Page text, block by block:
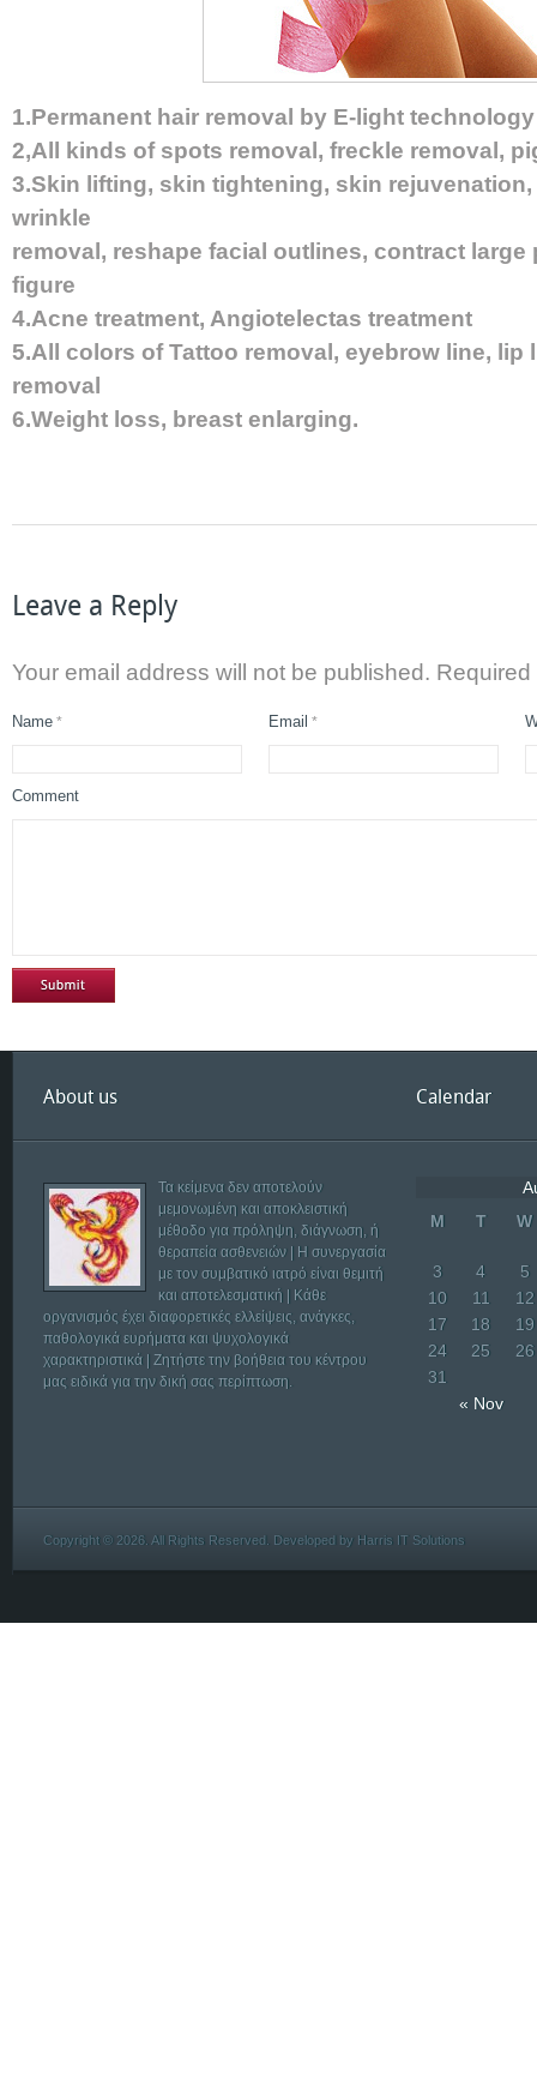
1.Permanent hair removal by E-light technology
2,All kinds of spots removal, freckle removal,
3.Skin lifting, skin tightening, skin
wrinkle
removal, reshape facial outlines, contract
figure
4.Acne treatment, Angiotelectas treatment
5.All colors of Tattoo removal, eyebrow line, lip
removal
6.Weight loss, breast enlarging.
Leave a Reply
Your email address will not be published.
Name * Email *
Comment
About us
Τα κείμενα δεν αποτελούν
μεμονωμένη και αποκλειστική
μέθοδο για πρόληψη, διάγνωση, ή
θεραπεία ασθενειών | Η συνεργασία
με τον συμβατικό ιατρό είναι θεμιτή
και αποτελεσματική | Κάθε
οργανισμός έχει διαφορετικές ελλείψεις, ανάγκες,
παθολογικά ευρήματα και ψυχολογικά
χαρακτηριστικά | Ζητήστε την βοήθεια του κέντρου
μας ειδικά για την δική σας περίπτωση.
Calendar
M
T W
« Nov
3 4
5
10
11
12
17
18
19
24
25
26
31
Copyright © 2026. All Rights Reserved. Developed by Harris IT Solutions